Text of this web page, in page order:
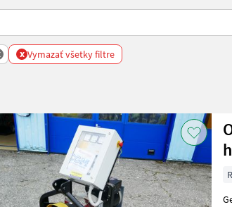
x Vymazať všetky filtre